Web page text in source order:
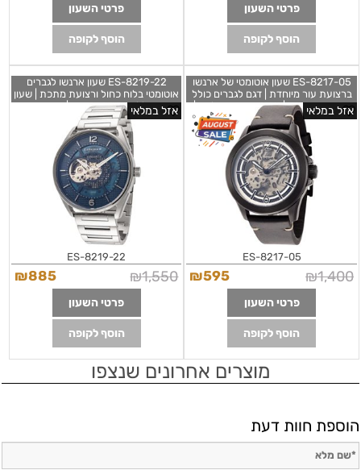
פרטי השעון
הוסף לקופה
פרטי השעון
הוסף לקופה
ES-8217-05 שעון אוטומטי של ארנשו
ברצועת עור מיוחדת | דגם לגברים כולל
שנתיים אחריות | שעונים בראשון לציון |
Thomas Earnshaw Men's Murray
Skeleton 43mm Black Dial Leather
Watch ES-8217-05
אזל במלאי
ES-8217-05
₪1,400
₪595
פרטי השעון
הוסף לקופה
ES-8219-22 שעון ארנשו לגברים
אוטומטי בלוח כחול ורצועת מתכת | שעון
שקוף כולל שנתיים אחריות | שעוני אופנה
במבצע | Thomas Earnshaw Men's
ES-8219-22 Sandy Point
אזל במלאי
ES-8219-22
₪1,550
₪885
פרטי השעון
הוסף לקופה
מוצרים אחרונים שנצפו
הוספת חוות דעת